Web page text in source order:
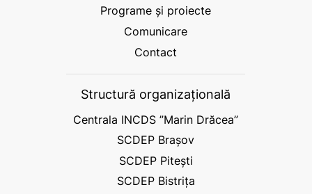
Programe și proiecte
Comunicare
Contact
Structură organizațională
Centrala INCDS ”Marin Drăcea”
SCDEP Brașov
SCDEP Pitești
SCDEP Bistrița